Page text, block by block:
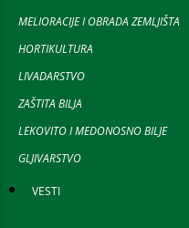
MELIORACIJE I OBRADA ZEMLJIŠTA
HORTIKULTURA
LIVADARSTVO
ZAŠTITA BILJA
LEKOVITO I MEDONOSNO BILJE
GLJIVARSTVO
VESTI